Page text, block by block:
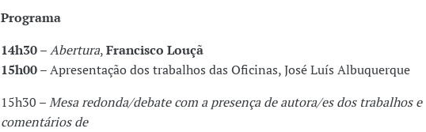
Programa
14h30–Abertura,Francisco Louçã
15h00– Apresentação dos trabalhos das Oficinas, José Luís Albuquerque
15h30 –Mesa redonda/debate com a presença de autora/es dos trabalhos e
comentários de